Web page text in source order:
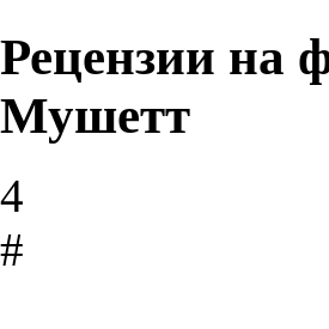
Рецензии на
Мушетт
4
#